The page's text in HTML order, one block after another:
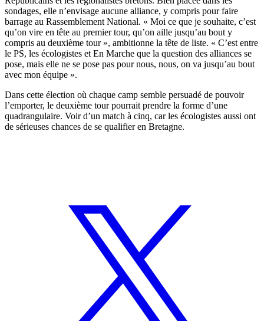
sondages, elle n’envisage aucune alliance, y compris pour faire
barrage au Rassemblement National. « Moi ce que je souhaite, c’est
qu’on vire en tête au premier tour, qu’on aille jusqu’au bout y
compris au deuxième tour », ambitionne la tête de liste. « C’est entre
le PS, les écologistes et En Marche que la question des alliances se
pose, mais elle ne se pose pas pour nous, nous, on va jusqu’au bout
avec mon équipe ».
Dans cette élection où chaque camp semble persuadé de pouvoir
l’emporter, le deuxième tour pourrait prendre la forme d’une
quadrangulaire. Voir d’un match à cinq, car les écologistes aussi ont
de sérieuses chances de se qualifier en Bretagne.